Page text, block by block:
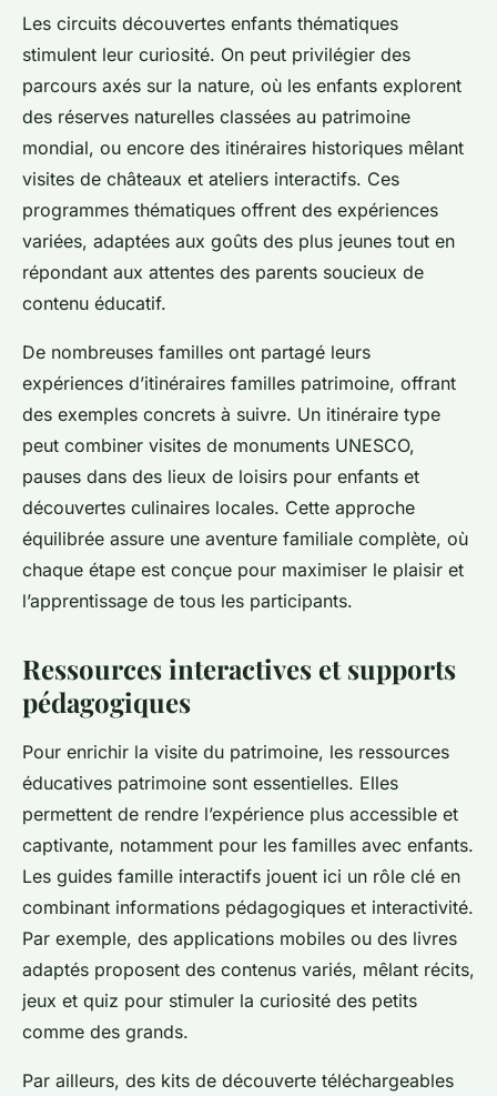
Les circuits découvertes enfants thématiques
stimulent leur curiosité. On peut privilégier des
parcours axés sur la nature, où les enfants explorent
des réserves naturelles classées au patrimoine
mondial, ou encore des itinéraires historiques mêlant
visites de châteaux et ateliers interactifs. Ces
programmes thématiques offrent des expériences
variées, adaptées aux goûts des plus jeunes tout en
répondant aux attentes des parents soucieux de
contenu éducatif.
De nombreuses familles ont partagé leurs
expériences d’itinéraires familles patrimoine, offrant
des exemples concrets à suivre. Un itinéraire type
peut combiner visites de monuments UNESCO,
pauses dans des lieux de loisirs pour enfants et
découvertes culinaires locales. Cette approche
équilibrée assure une aventure familiale complète, où
chaque étape est conçue pour maximiser le plaisir et
l’apprentissage de tous les participants.
Ressources interactives et supports
pédagogiques
Pour enrichir la visite du patrimoine, les ressources
éducatives patrimoine sont essentielles. Elles
permettent de rendre l’expérience plus accessible et
captivante, notamment pour les familles avec enfants.
Les guides famille interactifs jouent ici un rôle clé en
combinant informations pédagogiques et interactivité.
Par exemple, des applications mobiles ou des livres
adaptés proposent des contenus variés, mêlant récits,
jeux et quiz pour stimuler la curiosité des petits
comme des grands.
Par ailleurs, des kits de découverte téléchargeables